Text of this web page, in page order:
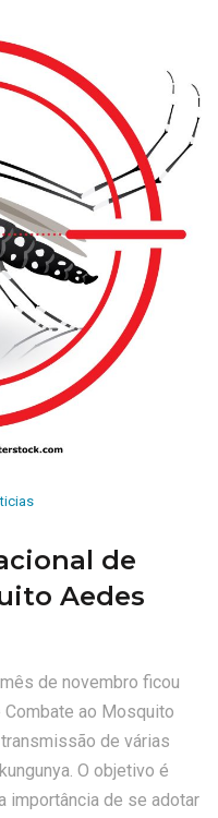
de
Aedes
de novembro ficou
ao Mosquito
de várias
O objetivo é
importância de se adotar